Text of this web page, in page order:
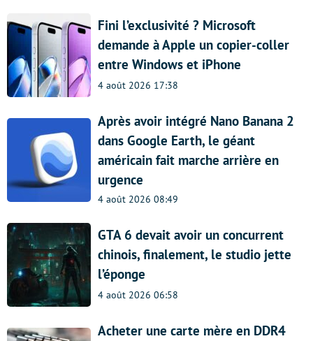
Fini l’exclusivité ? Microsoft
demande à Apple un copier-coller
entre Windows et iPhone
4 août 2026 17:38
Après avoir intégré Nano Banana 2
dans Google Earth, le géant
américain fait marche arrière en
urgence
4 août 2026 08:49
GTA 6 devait avoir un concurrent
chinois, finalement, le studio jette
l’éponge
4 août 2026 06:58
Acheter une carte mère en DDR4